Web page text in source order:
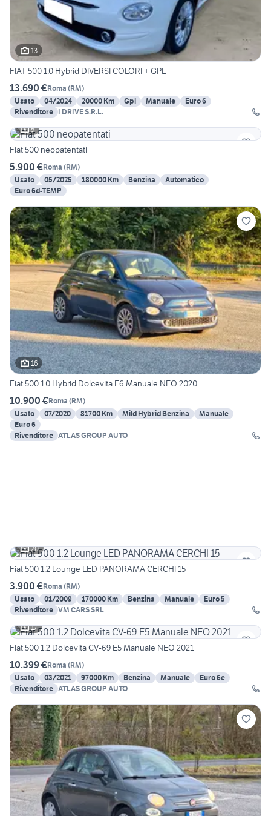
13
FIAT 500 1.0 Hybrid DIVERSI COLORI + GPL
13.690 €Roma (RM)
Usato
04/2024 20000 Km Gpl Manuale
Euro 6
Rivenditore I DRIVE S.R.L.
5
Fiat 500 neopatentati
5.900 €Roma (RM)
Usato
05/2025 180000 Km Benzina
Automatico
Euro 6d-TEMP
16
Fiat 500 1.0 Hybrid Dolcevita E6 Manuale NEO 2020
10.900 €Roma (RM)
Usato
07/2020 81700 Km Mild Hybrid Benzina
Manuale
Euro 6
Rivenditore ATLAS GROUP AUTO
20
Fiat 500 1.2 Lounge LED PANORAMA CERCHI 15
3.900 €Roma (RM)
Usato
01/2009 170000 Km Benzina Manuale
Euro 5
Rivenditore VM CARS SRL
17
Fiat 500 1.2 Dolcevita CV-69 E5 Manuale NEO 2021
10.399 €Roma (RM)
Usato
03/2021 97000 Km Benzina Manuale
Euro 6e
Rivenditore ATLAS GROUP AUTO